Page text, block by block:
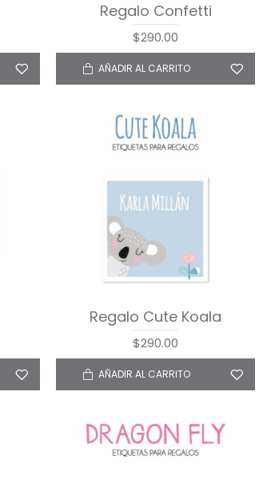
Regalo Confetti
$290.00
AÑADIR AL CARRITO
Regalo Cute Koala
$290.00
AÑADIR AL CARRITO